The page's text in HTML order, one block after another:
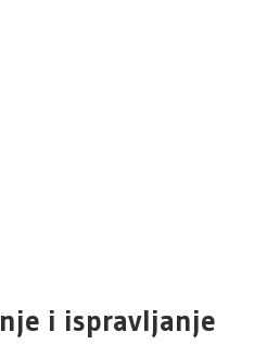
i ispravljanje